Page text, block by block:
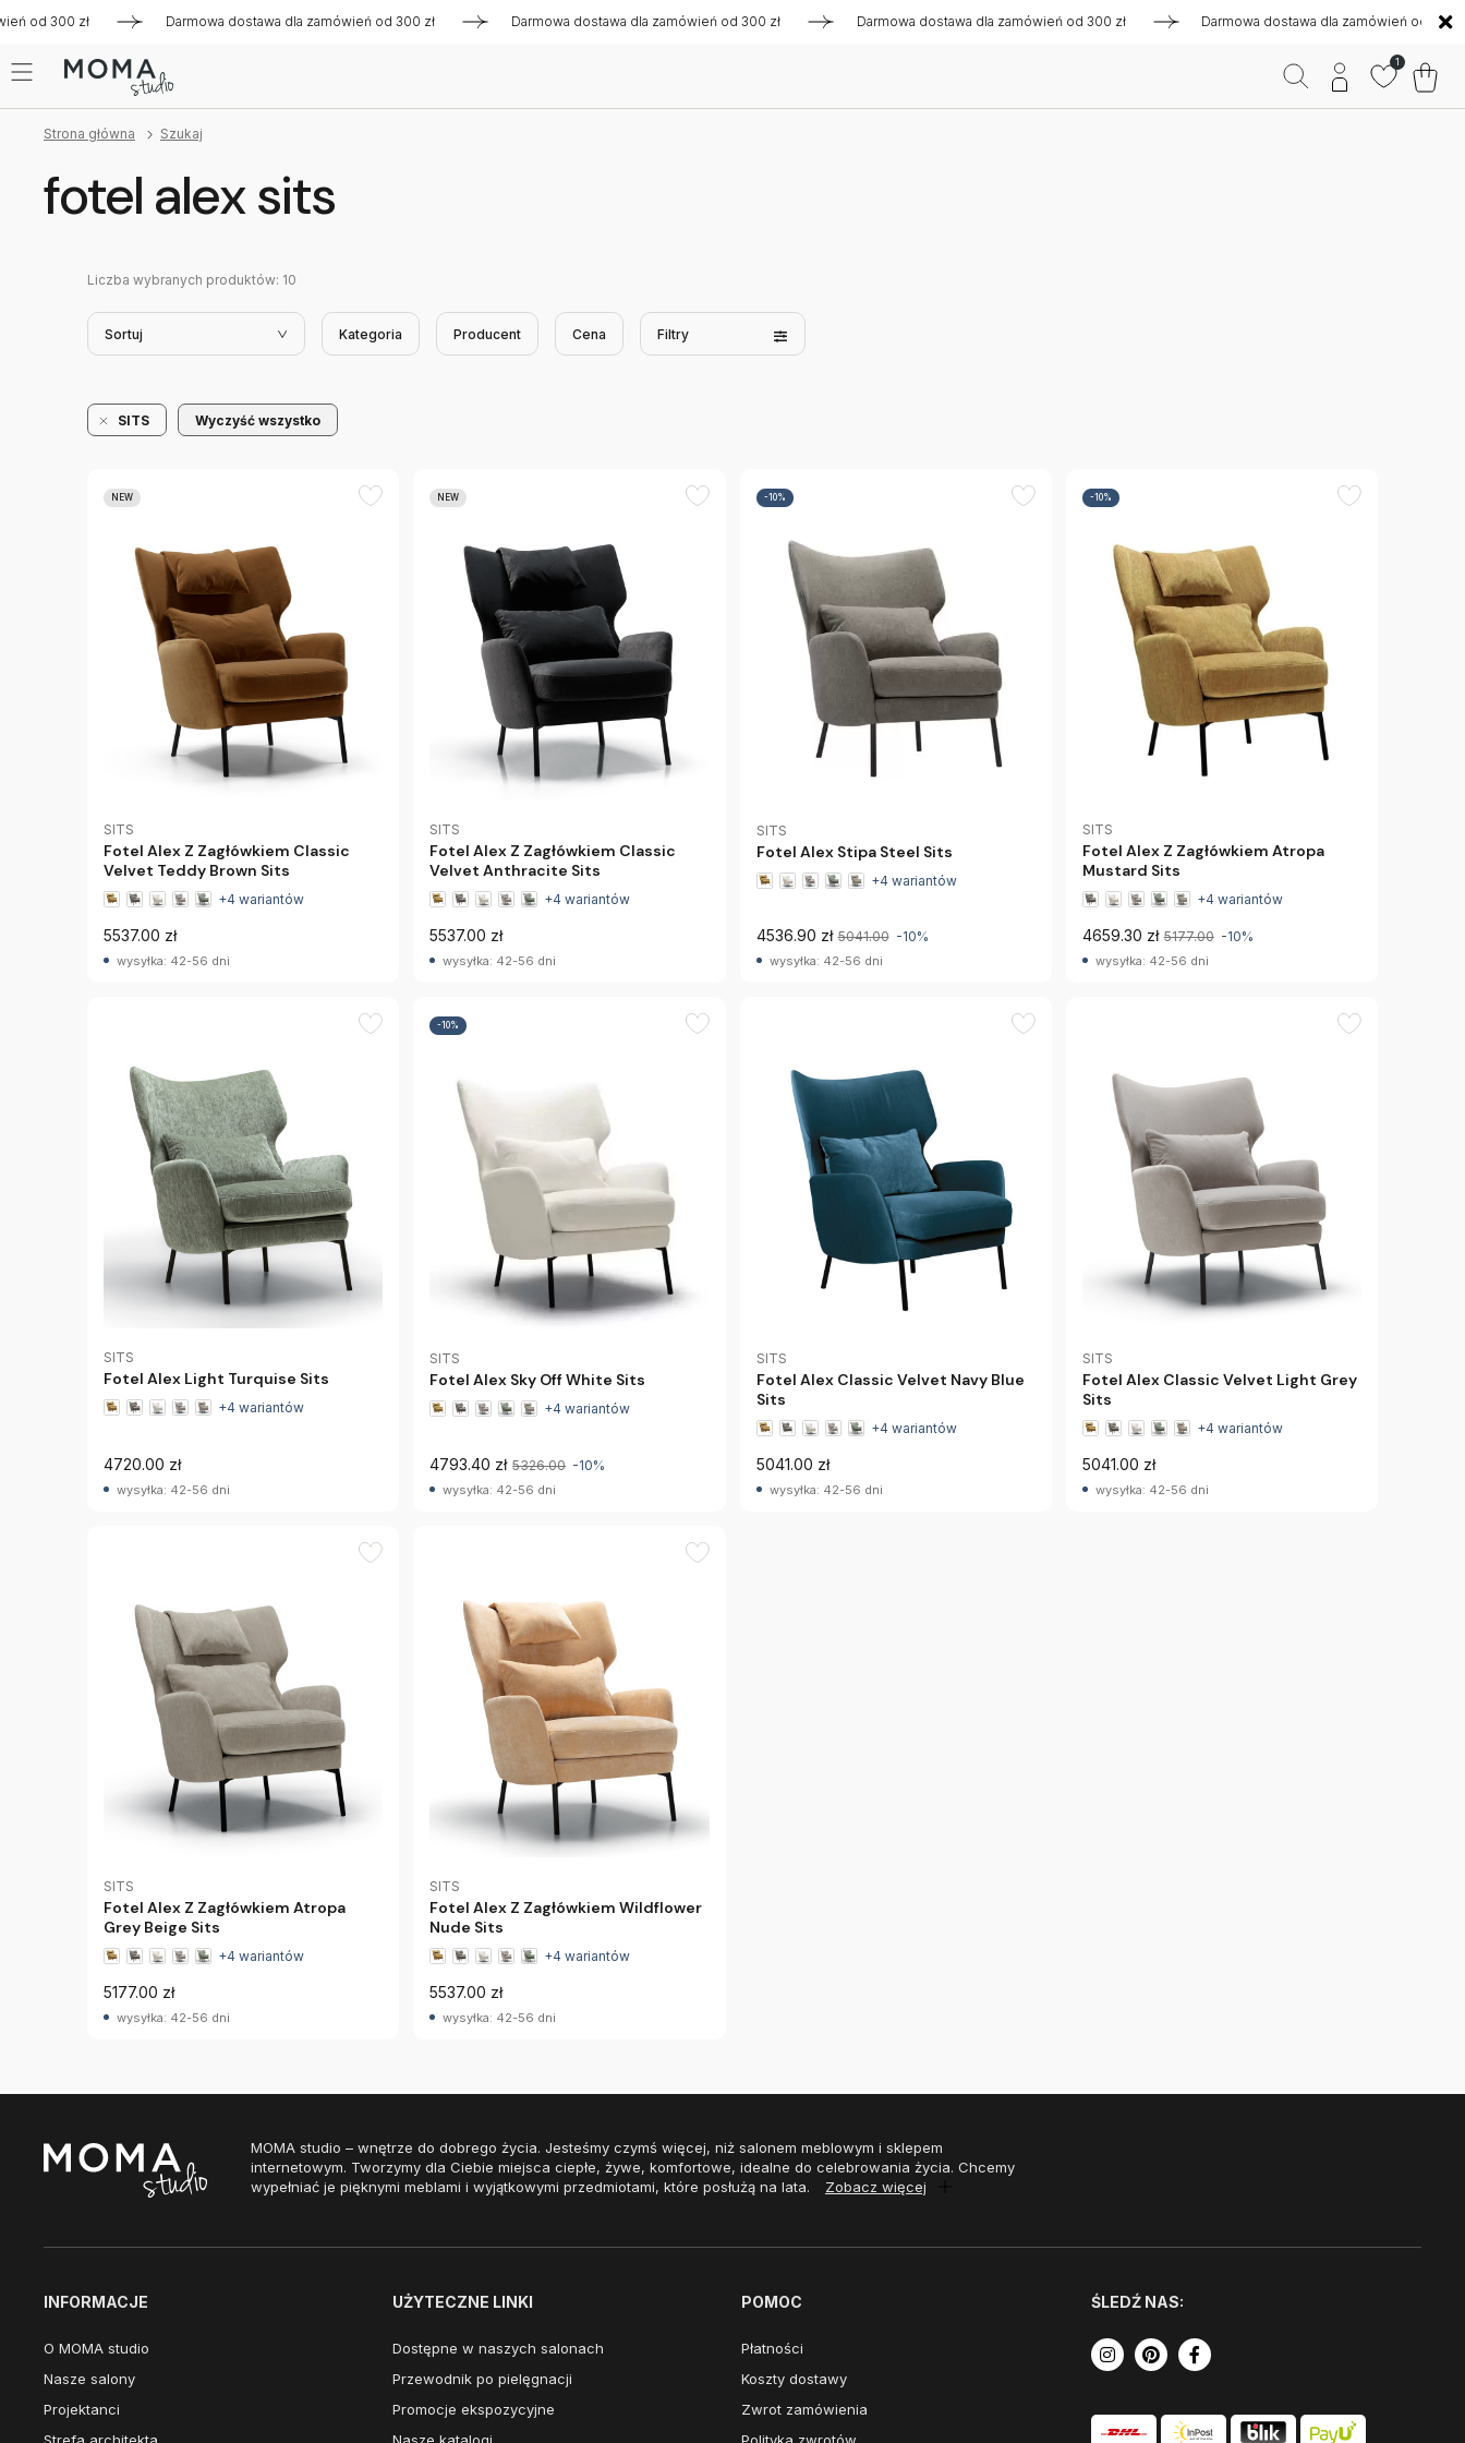
od 300 zł Darmowa dostawa dla zamówień od 300 zł Darmowa dostawa dla zamówień od 300 zł Darmowa dostawa dla zamówień od 300 zł Darmowa dostawa dla zamówień od 300 zł
1
Strona główna Szukaj
fotel alex sits
Liczba wybranych produktów: 10
Sortuj Kategoria Producent Cena Filtry
SITS Wyczyść wszystko
NEW
SITS
Fotel Alex Z Zagłówkiem Classic
Velvet Teddy Brown Sits
+4 wariantów
5537.00 zł
wysyłka: 42-56 dni
NEW
SITS
Fotel Alex Z Zagłówkiem Classic
Velvet Anthracite Sits
+4 wariantów
5537.00 zł
wysyłka: 42-56 dni
-10%
SITS
Fotel Alex Stipa Steel Sits
+4 wariantów
4536.90 zł 5041.00 -10%
wysyłka: 42-56 dni
-10%
SITS
Fotel Alex Z Zagłówkiem Atropa
Mustard Sits
+4 wariantów
4659.30 zł 5177.00 -10%
wysyłka: 42-56 dni
SITS
Fotel Alex Light Turquise Sits
+4 wariantów
4720.00 zł
wysyłka: 42-56 dni
-10%
SITS
Fotel Alex Sky Off White Sits
+4 wariantów
4793.40 zł 5326.00 -10%
wysyłka: 42-56 dni
SITS
Fotel Alex Classic Velvet Navy Blue
Sits
+4 wariantów
5041.00 zł
wysyłka: 42-56 dni
SITS
Fotel Alex Classic Velvet Light Grey
Sits
+4 wariantów
5041.00 zł
wysyłka: 42-56 dni
SITS
Fotel Alex Z Zagłówkiem Atropa
Grey Beige Sits
+4 wariantów
5177.00 zł
wysyłka: 42-56 dni
SITS
Fotel Alex Z Zagłówkiem Wildflower
Nude Sits
+4 wariantów
5537.00 zł
wysyłka: 42-56 dni
MOMA studio – wnętrze do dobrego życia. Jesteśmy czymś więcej, niż salonem meblowym i sklepem
internetowym. Tworzymy dla Ciebie miejsca ciepłe, żywe, komfortowe, idealne do celebrowania życia. Chcemy
wypełniać je pięknymi meblami i wyjątkowymi przedmiotami, które posłużą na lata.
Zobacz więcej
INFORMACJE
O MOMA studio
Nasze salony
Projektanci
UŻYTECZNE LINKI
Dostępne w naszych salonach
Przewodnik po pielęgnacji
Promocje ekspozycyjne
POMOC
Płatności
Koszty dostawy
Zwrot zamówienia
ŚLEDŹ NAS: